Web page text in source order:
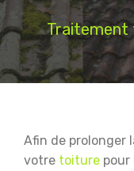
Traitement
Afin de prolonger
votre toiture pour